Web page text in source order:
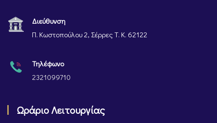
Διεύθυνση
Π. Κωστοπούλου 2, Σέρρες Τ. Κ. 62122
Τηλέφωνο
2321099710
Ωράριο Λειτουργίας